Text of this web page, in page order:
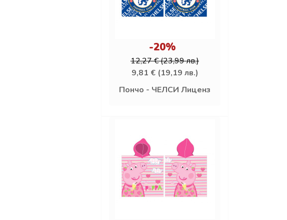
-20%
12,27 € (23,99 лв.)
9,81 € (19,19 лв.)
Пончо - ЧЕЛСИ Лиценз